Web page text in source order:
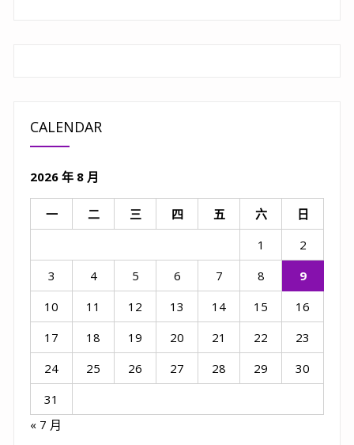
CALENDAR
2026 年 8 月
一 二 三 四 五 六
日
1
2
3
4 5 6 7 8
9
10
11 12 13 14 15
16
17
18 19 20 21 22
23
24
25 26 27 28 29
30
31
« 7 月